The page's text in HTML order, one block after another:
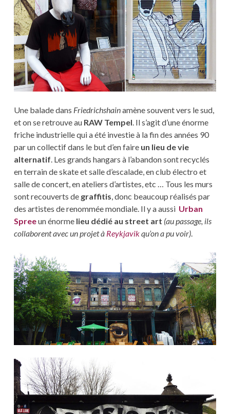
Une balade dans Friedrichshainamène souvent vers le sud,
et on se retrouve au RAW Tempel. Il s’agit d’une énorme
friche industrielle qui a été investie à la fin des années 90
par un collectif dans le but d’en faire un lieu de vie
alternatif. Les grands hangars à l’abandon sont recyclés
en terrain de skate et salle d’escalade, en club électro et
salle de concert, en ateliers d’artistes, etc … Tous les murs
sont recouverts de graffitis, donc beaucoup réalisés par
des artistes de renommée mondiale. Il y a aussi Urban
Spreeun énorme lieu dédié au street art (au passage, ils
collaborent avec un projet à Reykjavikqu’on a pu voir).